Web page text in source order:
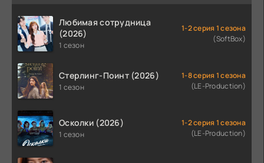
Любимая сотрудница
(2026)
1 сезон
1-2 серия 1 сезона
(SoftBox)
Стерлинг-Поинт (2026)
1 сезон
1-8 серия 1 сезона
(LE-Production)
Осколки (2026)
1 сезон
1-2 серия 1 сезона
(LE-Production)